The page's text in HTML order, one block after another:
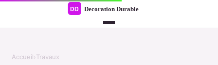
Accueil›Travaux